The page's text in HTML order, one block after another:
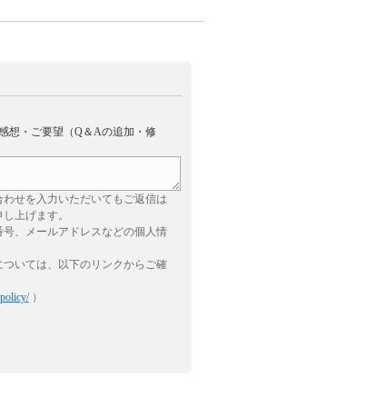
想・ご要望（Q＆Aの追加・修
せを入力いただいてもご返信は
上げます。
、メールアドレスなどの個人情
いては、以下のリンクからご確
）